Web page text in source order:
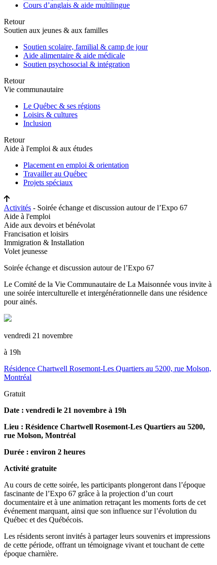
Cours d’anglais & aide multilingue
Retour
Soutien aux jeunes & aux familles
Soutien scolaire, familial & camp de jour
Aide alimentaire & aide médicale
Soutien psychosocial & intégration
Retour
Vie communautaire
Le Québec & ses régions
Loisirs & cultures
Inclusion
Retour
Aide à l'emploi & aux études
Placement en emploi & orientation
Travailler au Québec
Projets spéciaux
Activités - Soirée échange et discussion autour de l’Expo 67
Aide à l'emploi
Aide aux devoirs et bénévolat
Francisation et loisirs
Immigration & Installation
Volet jeunesse
Soirée échange et discussion autour de l’Expo 67
Le Comité de la Vie Communautaire de La Maisonnée vous invite à
une soirée interculturelle et intergénérationnelle dans une résidence
pour ainés.
vendredi 21 novembre
à 19h
Résidence Chartwell Rosemont-Les Quartiers au 5200, rue Molson,
Montréal
Gratuit
Date : vendredi le 21 novembre à 19h
Lieu : Résidence Chartwell Rosemont-Les Quartiers au 5200,
rue Molson, Montréal
Durée : environ 2 heures
Activité gratuite
Au cours de cette soirée, les participants plongeront dans l’époque
fascinante de l’Expo 67 grâce à la projection d’un court
documentaire et à une animation retraçant les moments forts de cet
événement marquant, ainsi que son influence sur l’évolution du
Québec et des Québécois.
Les résidents seront invités à partager leurs souvenirs et impressions
de cette période, offrant un témoignage vivant et touchant de cette
époque charnière.